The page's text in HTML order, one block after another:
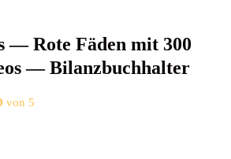
— Rote Fäden mit 300
— Bilanzbuchhalter
von 5